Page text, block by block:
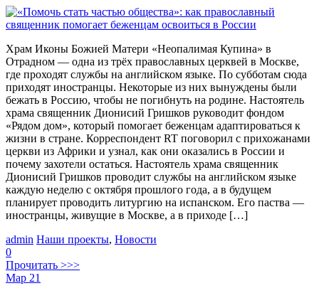
Храм Иконы Божией Матери «Неопалимая Купина» в
Отрадном — одна из трёх православных церквей в Москве,
где проходят службы на английском языке. По субботам сюда
приходят иностранцы. Некоторые из них вынуждены были
бежать в Россию, чтобы не погибнуть на родине. Настоятель
храма священник Дионисий Гришков руководит фондом
«Рядом дом», который помогает беженцам адаптироваться к
жизни в стране. Корреспондент RT поговорил с прихожанами
церкви из Африки и узнал, как они оказались в России и
почему захотели остаться. Настоятель храма священник
Дионисий Гришков проводит службы на английском языке
каждую неделю с октября прошлого года, а в будущем
планирует проводить литургию на испанском. Его паства —
иностранцы, живущие в Москве, а в приходе […]
admin Наши проекты, Новости
0
Прочитать >>>
Мар 21